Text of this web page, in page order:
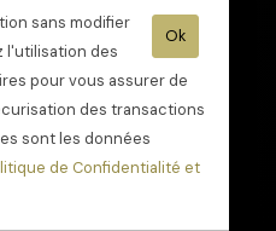
Ok
sans modifier
l'utilisation des
pour vous assurer de
des transactions
sont les données
de Confidentialité et